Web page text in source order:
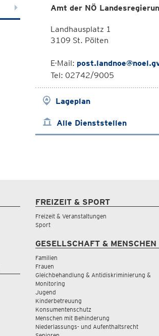
Amt der NÖ
Landhausplatz 1
3109 St. Pölten
E-Mail:
Tel: 02742/9005
Lageplan
Alle Dienststellen
FREIZEIT & SPORT
Freizeit & Veranstaltungen
Sport
GESELLSCHAFT & MENSCHEN
Familien
Frauen
Gleichbehandlung & Antidiskriminierung &
Monitoring
Jugend
Kinderbetreuung
Konsumentenschutz
Menschen mit Behinderung
Niederlassungs- und Aufenthaltsrecht